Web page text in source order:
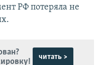
РФ потеряла не
читать >